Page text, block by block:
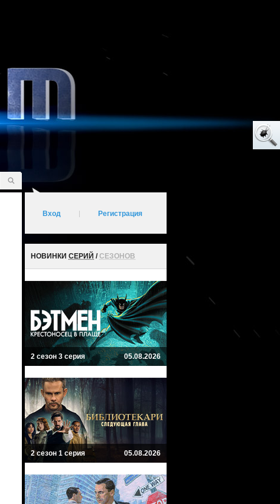
Вход Регистрация
НОВИНКИ СЕРИЙ /СЕЗОНОВ
2 сезон 3 серия 05.08.2026
2 сезон 1 серия 05.08.2026